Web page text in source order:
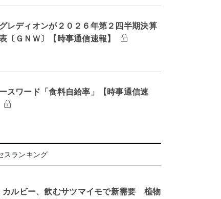
レディオンが２０２６年第２四半期決算
〔ＧＮＷ〕【時事通信速報】
スワード「食料自給率」【時事通信速
スランキング
カルビー、飲むサツマイモで新需要 植物